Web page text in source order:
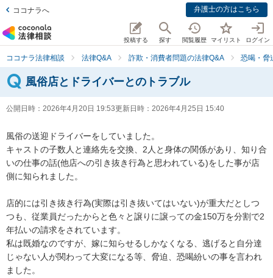
ココナラへ 弁護士の方はこちら
投稿する 探す 閲覧履歴 マイリスト ログイン
ココナラ法律相談 法律Q&A 詐欺・消費者問題の法律Q&A 恐喝・脅
風俗店とドライバーとのトラブル
公開日時： 2026年4月20日 19:53更新日時： 2026年4月25日 15:40
風俗の送迎ドライバーをしていました。
キャストの子数人と連絡先を交換、2人と身体の関係があり、知り合
いの仕事の話(他店への引き抜き行為と思われている)をした事が店
側に知られました。
店的には引き抜き行為(実際は引き抜いてはいない)が重大だとしつ
つも、従業員だったからと色々と譲りに譲っての金150万を分割で2
年払いの請求をされています。
私は既婚なのですが、嫁に知らせるしかなくなる、逃げると自分達
じゃない人が関わって大変になる等、脅迫、恐喝紛いの事を言われ
ました。